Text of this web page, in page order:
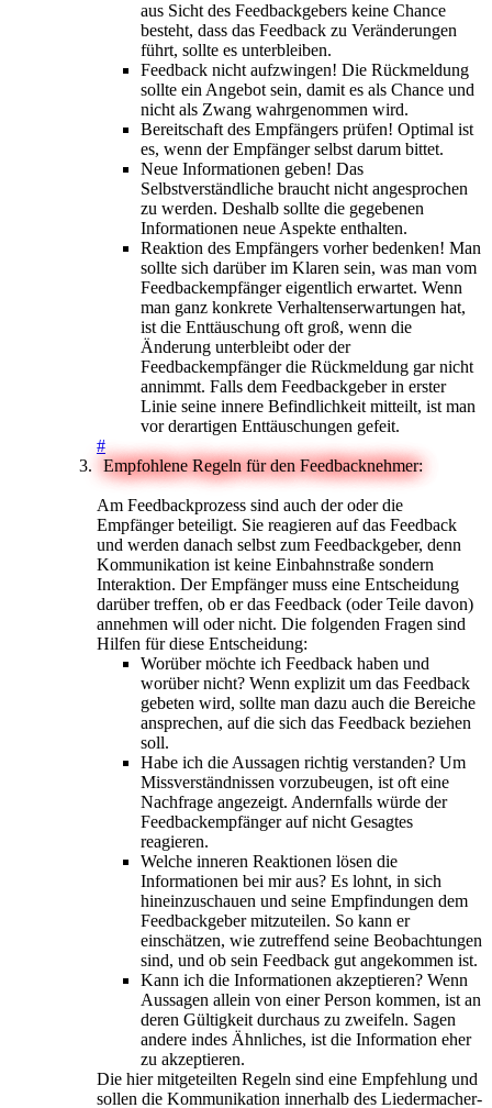
aus Sicht des Feedbackgebers keine Chance
besteht, dass das Feedback zu Veränderungen
führt, sollte es unterbleiben.
Feedback nicht aufzwingen! Die Rückmeldung
sollte ein Angebot sein, damit es als Chance und
nicht als Zwang wahrgenommen wird.
Bereitschaft des Empfängers prüfen! Optimal ist
es, wenn der Empfänger selbst darum bittet.
Neue Informationen geben! Das
Selbstverständliche braucht nicht angesprochen
zu werden. Deshalb sollte die gegebenen
Informationen neue Aspekte enthalten.
Reaktion des Empfängers vorher bedenken! Man
sollte sich darüber im Klaren sein, was man vom
Feedbackempfänger eigentlich erwartet. Wenn
man ganz konkrete Verhaltenserwartungen hat,
ist die Enttäuschung oft groß, wenn die
Änderung unterbleibt oder der
Feedbackempfänger die Rückmeldung gar nicht
annimmt. Falls dem Feedbackgeber in erster
Linie seine innere Befindlichkeit mitteilt, ist man
vor derartigen Enttäuschungen gefeit.
#
Empfohlene Regeln für den Feedbacknehmer:
Am Feedbackprozess sind auch der oder die
Empfänger beteiligt. Sie reagieren auf das Feedback
und werden danach selbst zum Feedbackgeber, denn
Kommunikation ist keine Einbahnstraße sondern
Interaktion. Der Empfänger muss eine Entscheidung
darüber treffen, ob er das Feedback (oder Teile davon)
annehmen will oder nicht. Die folgenden Fragen sind
Hilfen für diese Entscheidung:
Worüber möchte ich Feedback haben und
worüber nicht? Wenn explizit um das Feedback
gebeten wird, sollte man dazu auch die Bereiche
ansprechen, auf die sich das Feedback beziehen
soll.
Habe ich die Aussagen richtig verstanden? Um
Missverständnissen vorzubeugen, ist oft eine
Nachfrage angezeigt. Andernfalls würde der
Feedbackempfänger auf nicht Gesagtes
reagieren.
Welche inneren Reaktionen lösen die
Informationen bei mir aus? Es lohnt, in sich
hineinzuschauen und seine Empfindungen dem
Feedbackgeber mitzuteilen. So kann er
einschätzen, wie zutreffend seine Beobachtungen
sind, und ob sein Feedback gut angekommen ist.
Kann ich die Informationen akzeptieren? Wenn
Aussagen allein von einer Person kommen, ist an
deren Gültigkeit durchaus zu zweifeln. Sagen
andere indes Ähnliches, ist die Information eher
zu akzeptieren.
Die hier mitgeteilten Regeln sind eine Empfehlung und
sollen die Kommunikation innerhalb des Liedermacher-